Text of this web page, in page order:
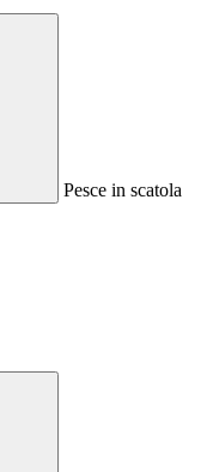
Pesce in scatola